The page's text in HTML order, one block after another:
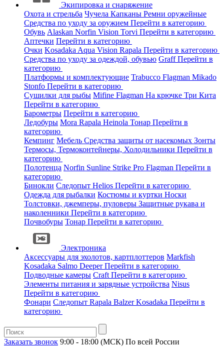
Экипировка и снаряжение
Охота и стрельба Чучела Капканы Ремни оружейные
Средства по уходу за оружием Перейти в категорию
Обувь Alaskan Norfin Vision Torvi Перейти в категорию
Аптечки Перейти в категорию
Очки Kosadaka Aqua Vision Rapala Перейти в категорию
Средства по уходу за одеждой, обувью GraffПерейти в
категорию
Платформы и комплектующие Trabucco Flagman Mikado
Stonfo Перейти в категорию
Сушилки для рыбы Mifine Flagman На крючке Три Кита
Перейти в категорию
Барометры Перейти в категорию
Ледобуры Mora Rapala Heinola Тонар Перейти в
категорию
Кемпинг Мебель Средства защиты от насекомых Зонты
Термосы, Термоконтейнеры, Холодильники Перейти в
категорию
Полотенца Norfin Sunline Strike Pro Flagman Перейти в
категорию
Бинокли Следопыт Helios Перейти в категорию
Одежда для рыбалки Костюмы и куртки Носки
Толстовки, джемперы, пуловеры Защитные рукава и
наколенники Перейти в категорию
Почвобуры Тонар Перейти в категорию
Электроника
Аксессуары для эхолотов, картплоттеров Markfish
Kosadaka Salmo DeeperПерейти в категорию
Подводные камеры Craft Перейти в категорию
Элементы питания и зарядные устройства Nisus
Перейти в категорию
Фонари Следопыт Rapala BalzerKosadaka Перейти в
категорию
Заказать звонок 9:00 - 18:00 (МСК) По всей России